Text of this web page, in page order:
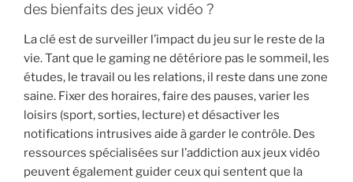
des bienfaits des jeux vidéo ?
La clé est de surveiller l’impact du jeu sur le reste de la
vie. Tant que le gaming ne détériore pas le sommeil, les
études, le travail ou les relations, il reste dans une zone
saine. Fixer des horaires, faire des pauses, varier les
loisirs (sport, sorties, lecture) et désactiver les
notifications intrusives aide à garder le contrôle. Des
ressources spécialisées sur l’addiction aux jeux vidéo
peuvent également guider ceux qui sentent que la